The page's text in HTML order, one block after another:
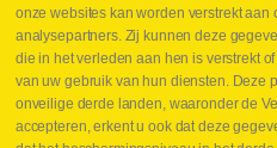
Contact VB Parts
Abraham Hansstraat 7 ,B-8800
Tel. +32 (0)51 24 06 05
E-mail info@vbparts.be
onze websites kan worden verstrekt aan
analysepartners. Zij kunnen deze
die in het verleden aan hen is verstrekt
van uw gebruik van hun diensten. Deze
onveilige derde landen, waaronder de
accepteren, erkent u ook dat deze